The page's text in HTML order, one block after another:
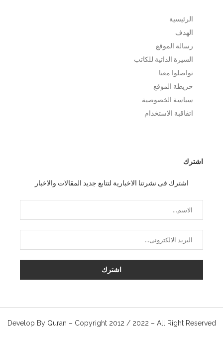
الرئيسية
الهدف
رسالة الموقع
السيرة الذاتية للكاتب
تواصلوا معنا
خريطة الموقع
سياسة الخصوصية
اتفاقبة الاستخدام
اشترك
اشترك فى نشرتنا الاخبارية لتتابع جديد المقالات والاخبار
Develop By Quran – Copyright 2012 / 2022 – All Right Reserved